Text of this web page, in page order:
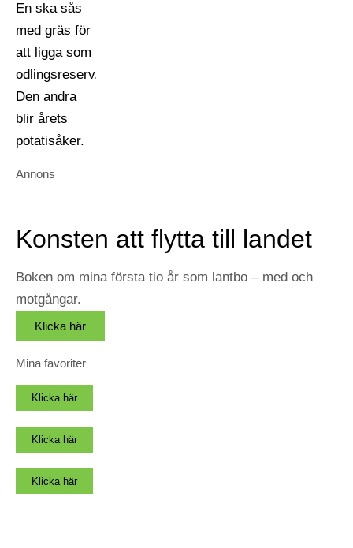
Annons
Konsten att flytta till landet
Boken om mina första tio år som lantbo – med och
motgångar.
Klicka här
Mina favoriter
Klicka här
Klicka här
Klicka här